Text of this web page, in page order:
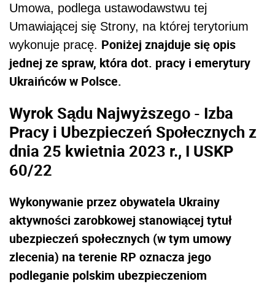
Umowa, podlega ustawodawstwu tej
Umawiającej się Strony, na której terytorium
wykonuje pracę. Poniżej znajduje się opis
jednej ze spraw, która dot. pracy i emerytury
Ukraińców w Polsce.
Wyrok Sądu Najwyższego - Izba
Pracy i Ubezpieczeń Społecznych z
dnia 25 kwietnia 2023 r., I USKP
60/22
Wykonywanie przez obywatela Ukrainy
aktywności zarobkowej stanowiącej tytuł
ubezpieczeń społecznych (w tym umowy
zlecenia) na terenie RP oznacza jego
podleganie polskim ubezpieczeniom